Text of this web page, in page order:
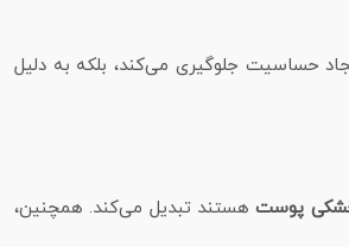
حساسیت جلوگیری می‌کند، بلکه به دلیل
خشکی پوستهستند تبدیل می‌کند. همچنین،